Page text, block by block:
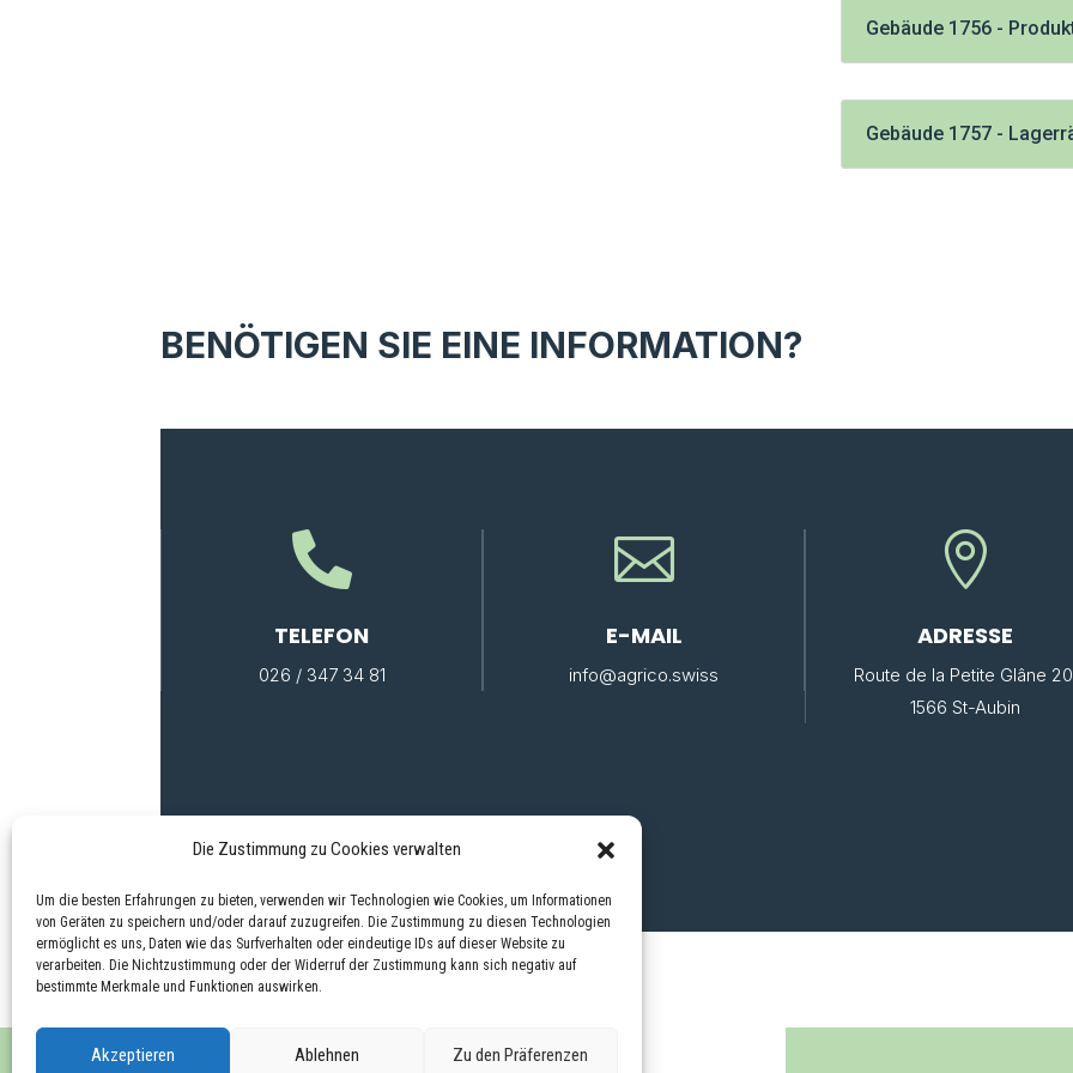
Die Zustimmung zu Cookies verwalten
Um die besten Erfahrungen zu bieten, verwenden wir Technologien wie Cookies, um Informationen
von Geräten zu speichern und/oder darauf zuzugreifen. Die Zustimmung zu diesen Technologien
ermöglicht es uns, Daten wie das Surfverhalten oder eindeutige IDs auf dieser Website zu
verarbeiten. Die Nichtzustimmung oder der Widerruf der Zustimmung kann sich negativ auf
bestimmte Merkmale und Funktionen auswirken.
Akzeptieren Ablehnen Zu den Präferenzen
Gebäude 1756 -
Gebäude 1757 -
BENÖTIGEN SIE EINE INFORMATION?

TELEFON
026 / 347 34 81

E-MAIL
info@agrico.swiss

ADRESSE
Route de la Petite Glâne
1566 St-Aubin